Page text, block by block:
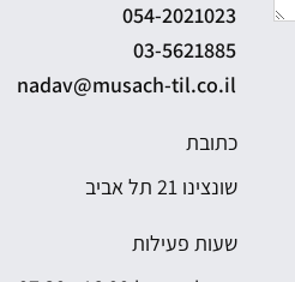
054-2021023
03-5621885
nadav@musach-til.co.il
כתובת
שונצינו 21 תל אביב
שעות פעילות